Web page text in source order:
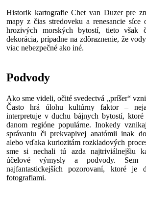
Historik kartografie Chet van Duzer pre
mapy z čias stredoveku a renesancie síce
hrozivých morských bytostí, tieto však
dekorácia, prípadne na zdôraznenie, že
viac nebezpečné ako iné.
Podvody
Ako sme videli, očité svedectvá „príšer“
Často hrá úlohu kultúrny faktor –
interpretuje v duchu bájnych bytostí,
danom regióne populárne. Inokedy
správaniu či prekvapivej anatómii inak
alebo vďaka kuriozitám rozkladových
sme si nechali tú azda najtriviálnejšiu
účelové výmysly a podvody.
najfantastickejších pozorovaní, ktoré je
fotografiami.